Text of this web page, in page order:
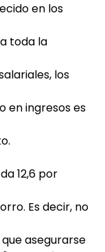
en los
toda la
los
en ingresos es
12,6 por
Es decir, no
asegurarse